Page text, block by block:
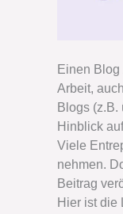
Einen
Arbeit,
Blogs
Hinblick
Viele
nehmen.
Beitrag
Hier ist die